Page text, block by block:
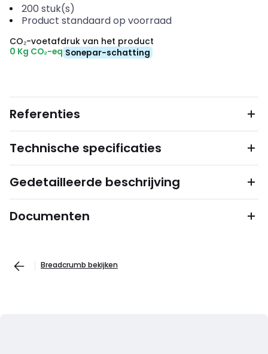
200 stuk(s)
Product standaard op voorraad
CO₂-voetafdruk van het product
0 Kg CO₂-eq Sonepar-schatting
Referenties
Technische specificaties
Gedetailleerde beschrijving
Documenten
Breadcrumb bekijken